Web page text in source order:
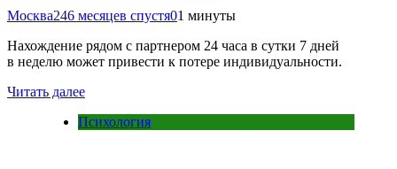
Москва246 месяцев спустя01 минуты
Нахождение рядом с партнером 24 часа в сутки 7 дней
в неделю может привести к потере индивидуальности.
Читать далее
Психология